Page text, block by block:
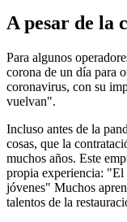
A pesar de la
Para algunos
corona de un día para
coronavirus, con su
vuelvan".
Incluso antes de la
cosas, que la
muchos años. Este
propia experiencia: "El
jóvenes" Muchos
talentos de la